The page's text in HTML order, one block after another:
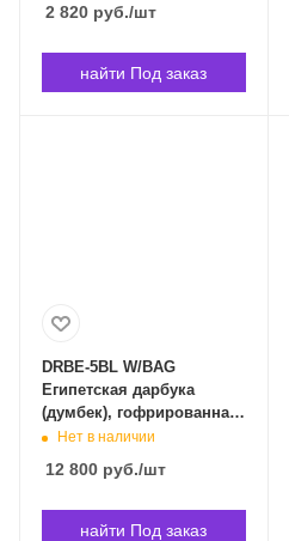
2 820 руб./шт
найти Под заказ
DRBE-5BL W/BAG
Египетская дарбука
(думбек), гофрированная,
цвет: голубой, 8,5' (22см)
Владивостоке
Нет в наличии
12 800 руб./шт
найти Под заказ